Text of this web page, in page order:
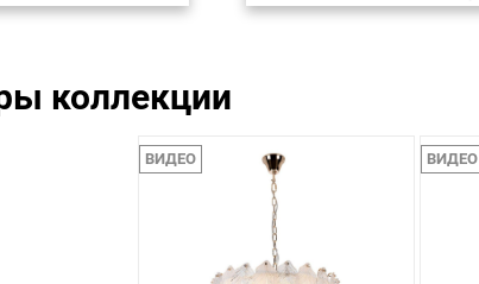
коллекции
ВИДЕО ВИДЕО